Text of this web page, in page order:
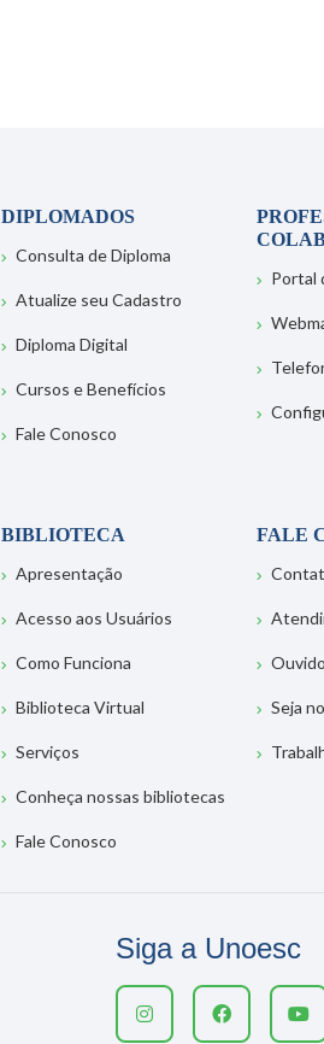
DIPLOMADOS
Consulta de Diploma
Atualize seu Cadastro
Diploma Digital
Cursos e Benefícios
Fale Conosco
Portal
BIBLIOTECA
Apresentação
Acesso aos Usuários
Como Funciona
Biblioteca Virtual
Serviços
Conheça nossas bibliotecas
Fale Conosco
FALE
Seja
Siga a Unoesc